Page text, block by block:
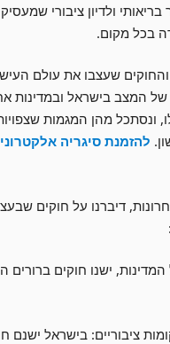
ולדיון ציבורי
בכל מקום.
שעצבו את עולם
המצב בישראל ובמדינות
ונסתכל מהן המגמות
להזמנת סיגריה
דיברנו על חוקים
ישנו חוקים ברורים
ציבוריים: בישראל ישנם